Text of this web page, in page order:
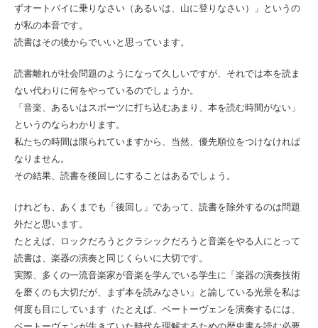
ずオートバイに乗りなさい（あるいは、山に登りなさい）」というの
が私の本音です。
読書はその後からでいいと思っています。
読書離れが社会問題のようになって久しいですが、それでは本を読ま
ない代わりに何をやっているのでしょうか。
「音楽、あるいはスポーツに打ち込むあまり、本を読む時間がない」
というのならわかります。
私たちの時間は限られていますから、当然、優先順位をつけなければ
なりません。
その結果、読書を後回しにすることはあるでしょう。
けれども、あくまでも「後回し」であって、読書を除外するのは問題
外だと思います。
たとえば、ロックだろうとクラシックだろうと音楽をやる人にとって
読書は、楽器の演奏と同じくらいに大切です。
実際、多くの一流音楽家が音楽を学んでいる学生に「楽器の演奏技術
を磨くのも大切だが、まず本を読みなさい」と諭している光景を私は
何度も目にしています（たとえば、ベートーヴェンを演奏するには、